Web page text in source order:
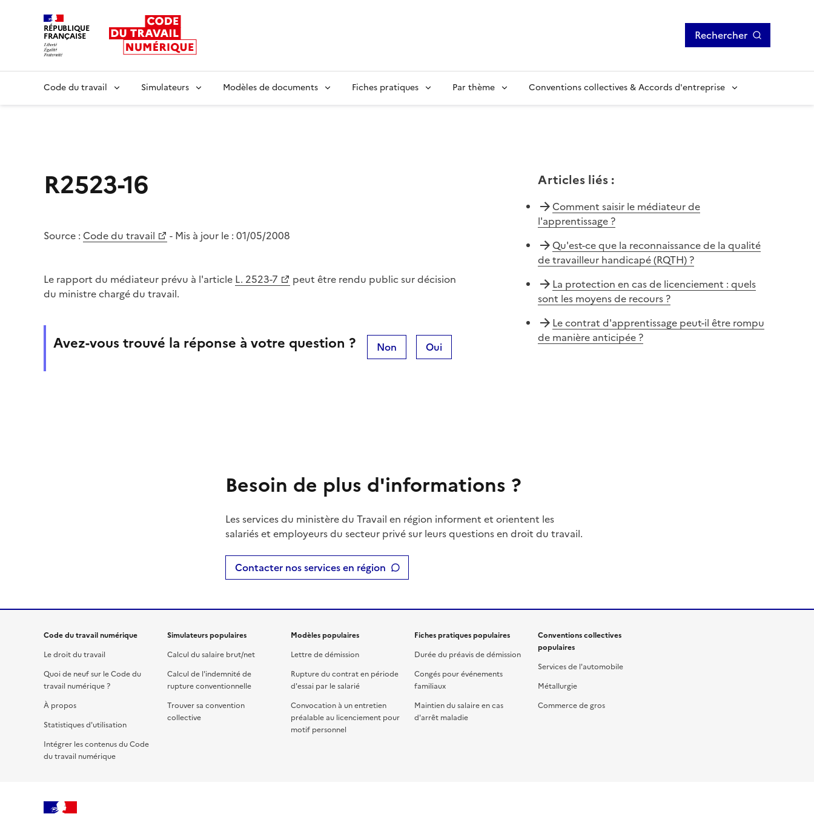
RÉPUBLIQUE
FRANÇAISE Rechercher
Code du travail Simulateurs Modèles de documents Fiches pratiques Par thème Conventions collectives & Accords d'entreprise
R2523-16
Source : Code du travail - Mis à jour le : 01/05/2008
Le rapport du médiateur prévu à l'article L. 2523-7
peut être rendu public sur décision
du ministre chargé du travail.
Avez-vous trouvé la réponse à votre question ? Non Oui
Articles liés:
Comment saisir le médiateur de
l'apprentissage ?
Qu'est-ce que la reconnaissance de la qualité
de travailleur handicapé (RQTH) ?
La protection en cas de licenciement : quels
sont les moyens de recours ?
Le contrat d'apprentissage peut-il être rompu
de manière anticipée ?
Besoin de plus d'informations ?
Les services du ministère du Travail en région informent et orientent les
salariés et employeurs du secteur privé sur leurs questions en droit du travail.
Contacter nos services en région
Code du travail numérique
Le droit du travail
Quoi de neuf sur le Code du
travail numérique ?
À propos
Statistiques d'utilisation
Intégrer les contenus du Code
du travail numérique
Simulateurs populaires
Calcul du salaire brut/net
Calcul de l'indemnité de
rupture conventionnelle
Trouver sa convention
collective
Modèles populaires
Lettre de démission
Rupture du contrat en période
d'essai par le salarié
Convocation à un entretien
préalable au licenciement pour
motif personnel
Fiches pratiques populaires
Durée du préavis de démission
Congés pour événements
familiaux
Maintien du salaire en cas
d'arrêt maladie
Conventions collectives
populaires
Services de l'automobile
Métallurgie
Commerce de gros